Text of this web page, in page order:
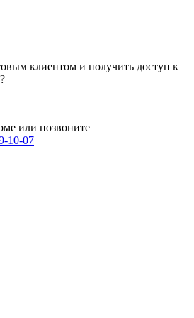
клиентом и получить доступ к
или позвоните
10-07